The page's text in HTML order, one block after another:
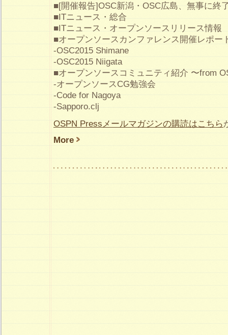
■[開催報告]OSC新潟・OSC広島、無事に終
■ITニュース・総合
■ITニュース・オープンソースリリース情報
■オープンソースカンファレンス開催レポー
-OSC2015 Shimane
-OSC2015 Niigata
■オープンソースコミュニティ紹介 〜from
-オープンソースCG勉強会
-Code for Nagoya
-Sapporo.clj
OSPN Pressメールマガジンの購読はこちら
More